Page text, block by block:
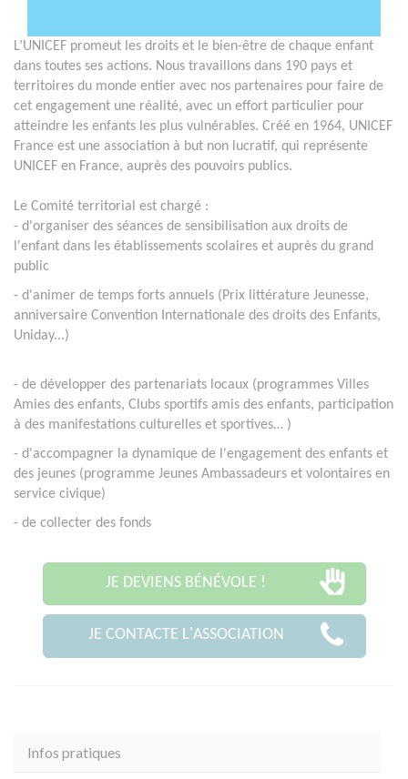
L’UNICEF promeut les droits et le bien-être de chaque enfant
dans toutes ses actions. Nous travaillons dans 190 pays et
territoires du monde entier avec nos partenaires pour faire de
cet engagement une réalité, avec un effort particulier pour
atteindre les enfants les plus vulnérables. Créé en 1964, UNICEF
France est une association à but non lucratif, qui représente
UNICEF en France, auprès des pouvoirs publics.
Le Comité territorial est chargé :
- d'organiser des séances de sensibilisation aux droits de
l'enfant dans les établissements scolaires et auprès du grand
public
- d'animer de temps forts annuels (Prix littérature Jeunesse,
anniversaire Convention Internationale des droits des Enfants,
Uniday...)
- de développer des partenariats locaux (programmes Villes
Amies des enfants, Clubs sportifs amis des enfants, participation
à des manifestations culturelles et sportives… )
- d'accompagner la dynamique de l'engagement des enfants et
des jeunes (programme Jeunes Ambassadeurs et volontaires en
service civique)
- de collecter des fonds
JE DEVIENS BÉNÉVOLE !
JE CONTACTE L'ASSOCIATION
Infos pratiques